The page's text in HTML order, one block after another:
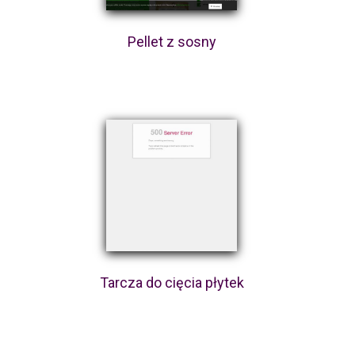
Pellet z sosny
Tarcza do cięcia płytek